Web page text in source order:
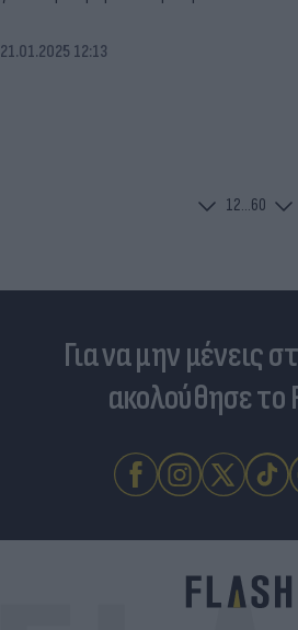
21.01.2025 12:13
12...60
Για να μην μένεις
ακολούθησε το